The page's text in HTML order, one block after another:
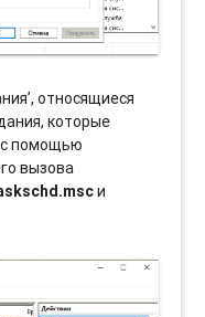
относящиеся
которые
с помощью
вызова
и